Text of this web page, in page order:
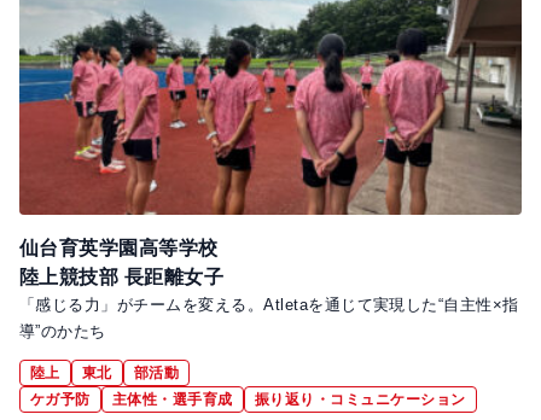
仙台育英学園高等学校
陸上競技部 長距離女子
「感じる力」がチームを変える。Atletaを通じて実現した“自主性×指
導”のかたち
陸上 東北
部活動
ケガ予防
主体性・選手育成 振り返り・コミュニケーション